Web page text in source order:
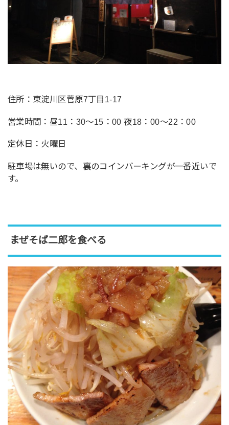
住所：東淀川区菅原7丁目1-17
営業時間：昼11：30～15：00 夜18：00～22：00
定休日：火曜日
駐車場は無いので、裏のコインパーキングが一番近いで
す。
まぜそば二郎を食べる